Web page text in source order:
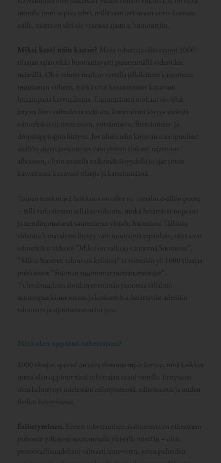
minulle juuri sopiva tahti, millä saan jatkuvasti uutta kontsaa
esille, mutta en silti ole vaarassa ajautua burnouttiin.
Miksi kesti näin kauan? Moni tubettaja olisi saanut 1000
tilaajan rajan rikki huomattavasti pienemmällä videoiden
määrällä. Olen tehnyt matkan varrella jälkikäteen katsottuna
muutaman virheen, mitkä ovat kostautuneet kanavani
hitaampana kasvutahtina. Ensimmäinen mokani on ollut
tarjota liian vaihtelevia videoita; kanavaltani löytyy sisältöä
esimerkiksi sijoittamiseen, yrittämiseen, firettämiseen ja
dropshippingiin liittyen. Jos olisin näin kirjavan monipuolisen
sisällön sijaan panostanut vain yhteen tiukasti rajattuun
aiheeseen, olisin suurella todennäköisyydellä jo ajat sitten
kasvattanut kanavani tilaajia ja katselumääriä.
Toinen merkittävä heikkous on ollut ns. viraalin sisällön puute
– tällä tarkoitetaan sellaisia videoita, mitkä herättävät nopeasti
ja trendinomaisesti suuremman yleisön huomion. Tällaisia
videoita kanavaltani löytyy vain muutamia tapauksia; niitä ovat
esimerkiksi videoni ”Miksi on vaikeaa vaurastua Suomessa”,
”Miksi Suomen talous on kriisissä” ja viimeisin yli 1000 tilaajaa
puhkaissut ”Suomen suurimmat metsänomistajat”.
Tulevaisuudessa aionkin enemmän panostaa tällaisiin
suurempaa kiinnostusta ja keskustelua herättäviin aiheisiin
talouteen ja sijoittamiseen liittyen.
Mitä olen oppinut tubettajana?
1000 tilaajan special on oiva tilaisuus myös kertoa, mitä kaikkea
uutta olen oppinut tässä tubettajan urani varrella. Erityisesti
olen kehittynyt mielestäni esiintymisessä, editoinnissa ja uuden
tiedon hakemisessa.
Esiintyminen. Ennen tubettamisen aloittamista en oikeastaan
puhunut julkisesti suuremmalle yleisölle missään – olen
persoonallisuudeltani vahvasti introvertti, joten puheiden